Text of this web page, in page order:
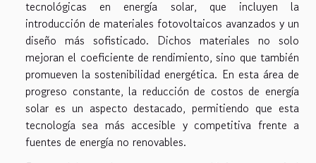
tecnológicas en energía solar, que incluyen la
introducción de materiales fotovoltaicos avanzados y un
diseño más sofisticado. Dichos materiales no solo
mejoran el coeficiente de rendimiento, sino que también
promueven la sostenibilidad energética. En esta área de
progreso constante, la reducción de costos de energía
solar es un aspecto destacado, permitiendo que esta
tecnología sea más accesible y competitiva frente a
fuentes de energía no renovables.